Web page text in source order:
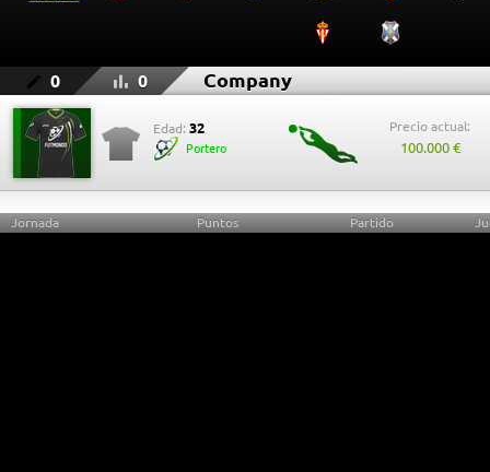
0 0 Company
Edad: 32
Portero
Precio actual:
100.000 €
Jornada Puntos Partido